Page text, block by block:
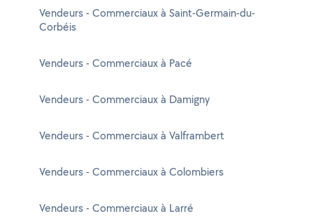
Vendeurs - Commerciaux à Saint-Germain-du-
Corbéis
Vendeurs - Commerciaux à Pacé
Vendeurs - Commerciaux à Damigny
Vendeurs - Commerciaux à Valframbert
Vendeurs - Commerciaux à Colombiers
Vendeurs - Commerciaux à Larré